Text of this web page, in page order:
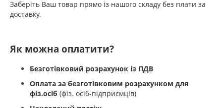
Заберіть Ваш товар прямо із нашого складу без плати за
доставку.
Як можна оплатити?
Безготівковий розрахунок із ПДВ
Оплата за безготівковим розрахунком для
фіз.осіб (фіз. осіб-підприємців)